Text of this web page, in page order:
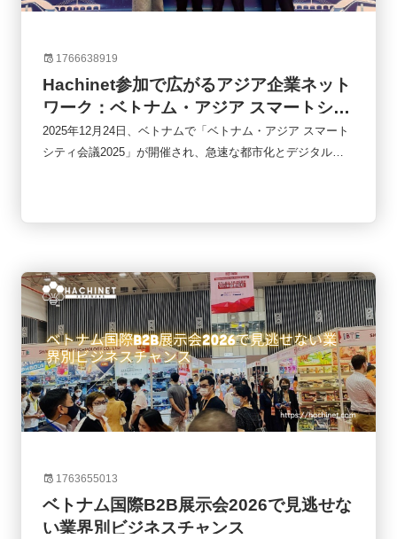
1766638919
Hachinet参加で広がるアジア企業ネット
ワーク：ベトナム・アジア スマートシテ
ィ会議2025の現場から
2025年12月24日、ベトナムで「ベトナム・アジア スマート
シティ会議2025」が開催され、急速な都市化とデジタル化
た。
1763655013
ベトナム国際B2B展示会2026で見逃せな
い業界別ビジネスチャンス